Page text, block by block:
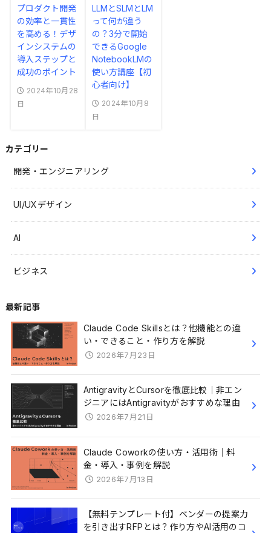
プロダクト開発
の効率と一貫性
を高める！デザ
インシステムの
導入ステップと
成功のポイント
2024年10月28
日
LLMとSLMとLM
って何が違う
の？3分で開始
できるGoogle
NotebookLMの
使い方講座【初
心者向け】
2024年10月8
日
カテゴリー
開発・エンジニアリング
UI/UXデザイン
AI
ビジネス
最新記事
Claude Code Skillsとは？他機能との違
い・できること・作り方を解説
2026年7月23日
AntigravityとCursorを徹底比較｜非エン
ジニアにはAntigravityがおすすめな理由
2026年7月21日
Claude Coworkの使い方・活用術｜料
金・導入・事例を解説
2026年7月13日
【無料テンプレート付】ベンダーの提案力
を引き出すRFPとは？作り方やAI活用のコ